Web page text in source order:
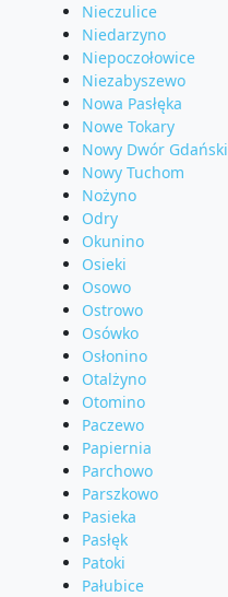
Nieczulice
Niedarzyno
Niepoczołowice
Niezabyszewo
Nowa Pasłęka
Nowe Tokary
Nowy Dwór Gdański
Nowy Tuchom
Nożyno
Odry
Okunino
Osieki
Osowo
Ostrowo
Osówko
Osłonino
Otalżyno
Otomino
Paczewo
Papiernia
Parchowo
Parszkowo
Pasieka
Pasłęk
Patoki
Pałubice